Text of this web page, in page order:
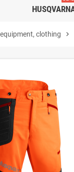
clothing chevron_right